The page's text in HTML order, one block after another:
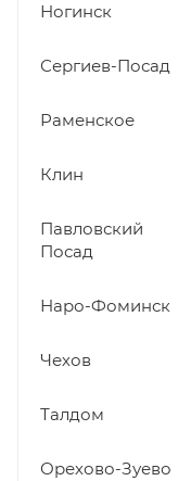
Ногинск
Сергиев-Посад
Раменское
Клин
Павловский
Посад
Наро-Фоминск
Чехов
Талдом
Орехово-Зуево